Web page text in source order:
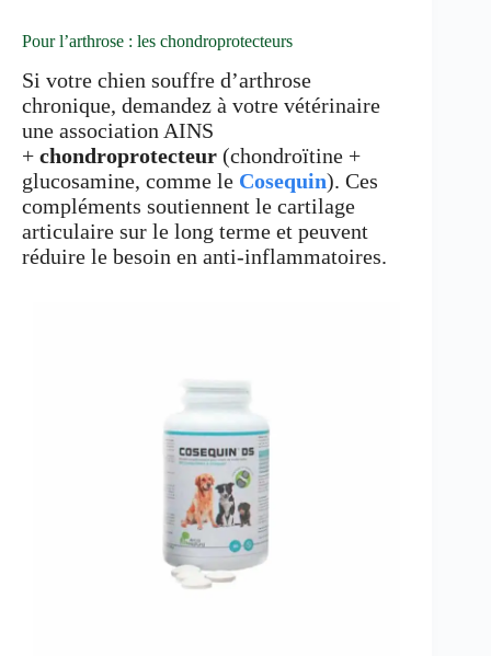
Pour l’arthrose : les chondroprotecteurs
Si votre chien souffre d’arthrose
chronique, demandez à votre vétérinaire
une association AINS
+ chondroprotecteur (chondroïtine +
glucosamine, comme le Cosequin). Ces
compléments soutiennent le cartilage
articulaire sur le long terme et peuvent
réduire le besoin en anti-inflammatoires.